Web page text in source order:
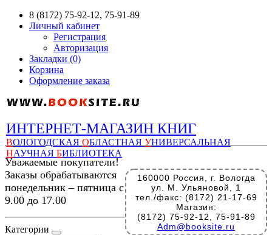
8 (8172) 75-92-12, 75-91-89
Личный кабинет
Регистрация
Авторизация
Закладки (0)
Корзина
Оформление заказа
ИНТЕРНЕТ-МАГАЗИН КНИГ
ВОЛОГОДСКАЯ ОБЛАСТНАЯ УНИВЕРСАЛЬНАЯ
НАУЧНАЯ БИБЛИОТЕКА
160000 Россия, г. Вологда
ул. М. Ульяновой, 1
тел./факс: (8172) 21-17-69
Магазин:
(8172) 75-92-12, 75-91-89
Adm@booksite.ru
Уважаемые покупатели!
Заказы обрабатываются
понедельник – пятница с
9.00 до 17.00
Категории